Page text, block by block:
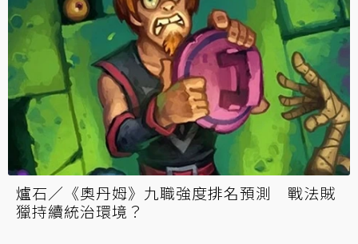
爐石／《奧丹姆守護者》首日九職抄牌整理：
偉大的賽佛瑞斯真滴強